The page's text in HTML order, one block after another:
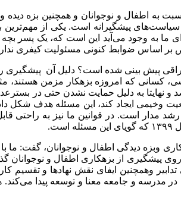
به اطفال و نوجوانان و همچنین بزه
پیشگیرانه است. یکی از مهم‌ترین
اساس ضوابط کنونی مسئولیت کیفری
پیش بینی شده است؟ دلیل آن
که امروزه بزهکار مزمن هستند،
نهایتا به دلیل حمایت نشدن حتی در
وبزه دیدگی اطفال و نوجوانان، گفت:
پیشگیری از بزهکاری اطفال و
وهمچنین ایفای نقش نهادها و
و جامعه معنا و توسعه پیدا می‌کند.